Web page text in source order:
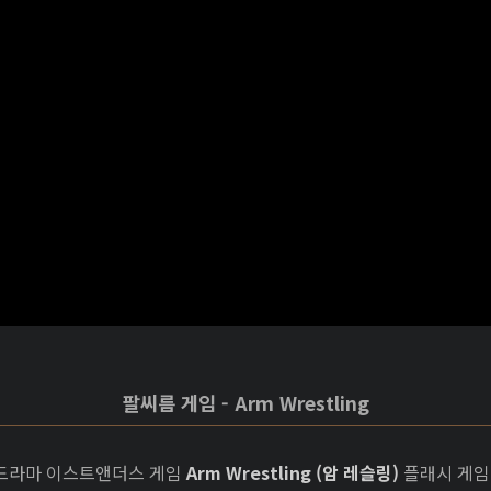
팔씨름 게임 - Arm Wrestling
라마 이스트앤더스 게임Arm Wrestling (암 레슬링) 플래시 게